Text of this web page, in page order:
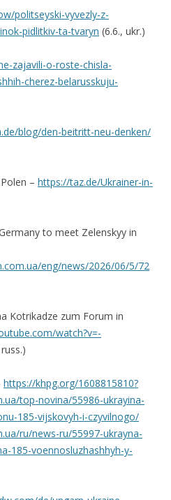
politseyski-vyvezly-z-
pidlitkiv-ta-tvaryn (6.6., ukr.)
zajavili-o-roste-chisla-
cherez-belarusskuju-
blog/den-beitritt-neu-denken/
– https://taz.de/Ukrainer-in-
to meet Zelenskyy in
eng/news/2026/06/5/72
Kotrikadze zum Forum in
watch?v=-
https://khpg.org/1608815810?
top-novina/55986-ukrayina-
185-vijskovyh-i-czyvilnogo/
ru/news-ru/55997-ukrayna-
185-voennosluzhashhyh-y-